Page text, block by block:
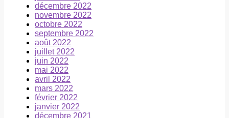
décembre 2022
novembre 2022
octobre 2022
septembre 2022
août 2022
juillet 2022
juin 2022
mai 2022
avril 2022
mars 2022
février 2022
janvier 2022
décembre 2021